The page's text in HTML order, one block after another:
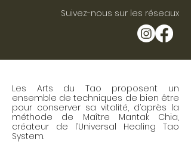
Suivez-nous sur les réseaux
Les Arts du Tao proposent un
ensemble de techniques de bien être
pour conserver sa vitalité, d’après la
méthode de Maître Mantak Chia,
créateur de l’Universal Healing Tao
System.